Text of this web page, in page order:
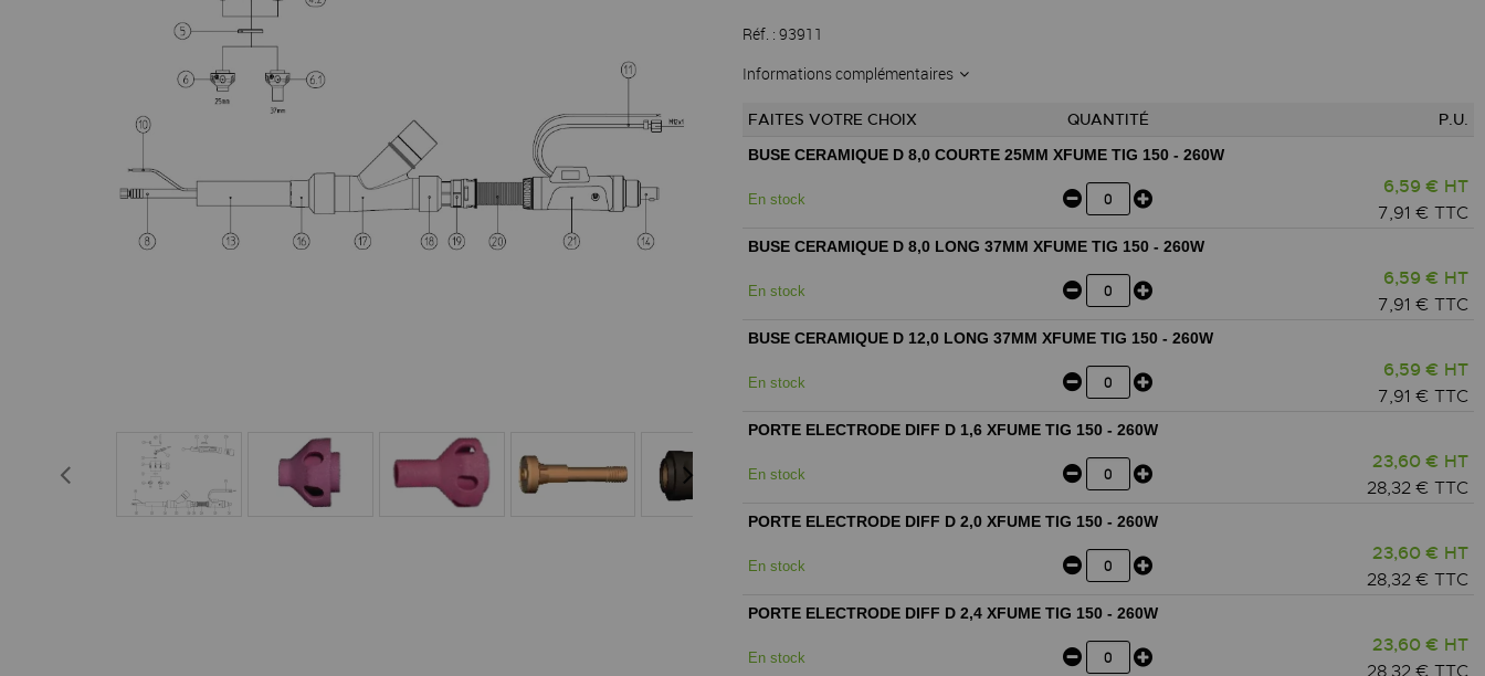
Réf. : 93911
Informations complémentaires
FAITES VOTRE CHOIX QUANTITÉ P.U.
BUSE CERAMIQUE D 8,0 COURTE 25MM XFUME TIG 150 - 260W
En stock
6,59 € HT
7,91 € TTC
BUSE CERAMIQUE D 8,0 LONG 37MM XFUME TIG 150 - 260W
En stock
6,59 € HT
7,91 € TTC
BUSE CERAMIQUE D 12,0 LONG 37MM XFUME TIG 150 - 260W
En stock
6,59 € HT
7,91 € TTC
PORTE ELECTRODE DIFF D 1,6 XFUME TIG 150 - 260W
En stock
23,60 € HT
28,32 € TTC
PORTE ELECTRODE DIFF D 2,0 XFUME TIG 150 - 260W
En stock
23,60 € HT
28,32 € TTC
PORTE ELECTRODE DIFF D 2,4 XFUME TIG 150 - 260W
En stock
23,60 € HT
28,32 € TTC